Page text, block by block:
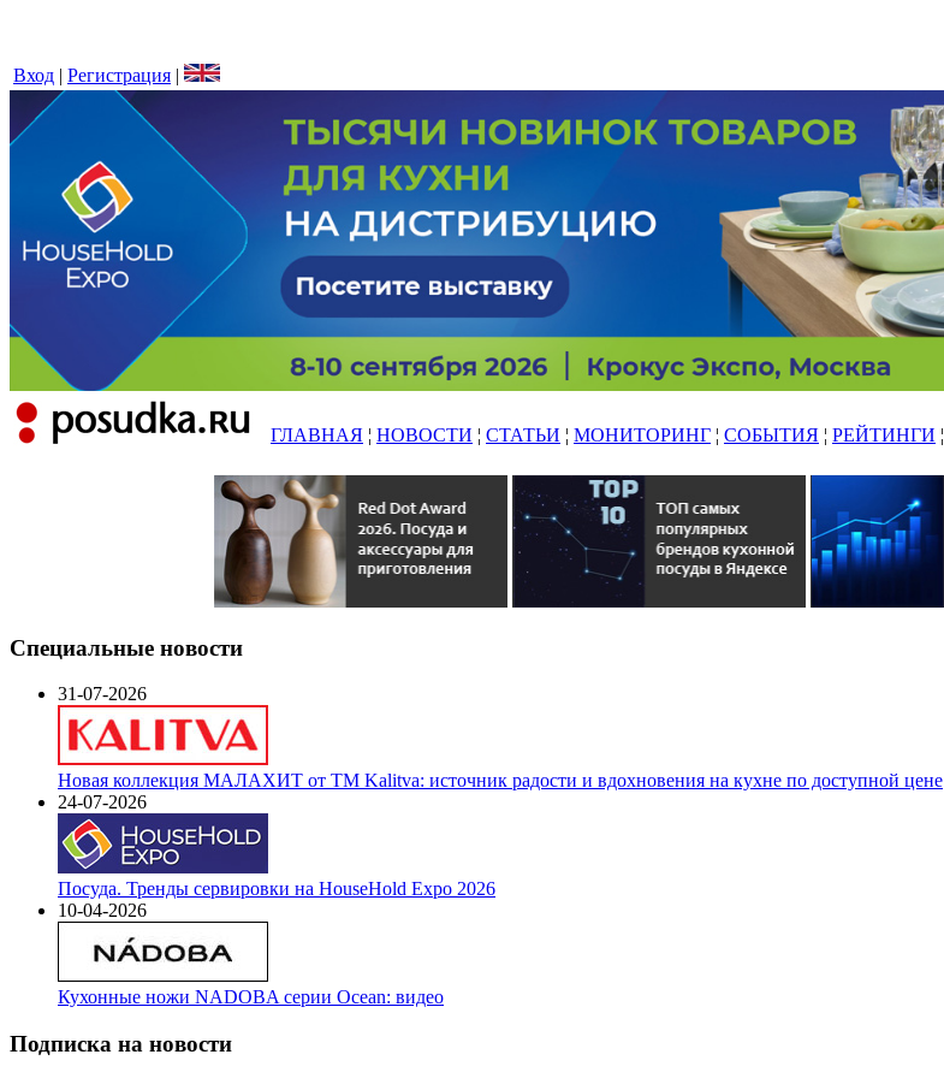
Вход | Регистрация |
ГЛАВНАЯ ¦ НОВОСТИ ¦ СТАТЬИ ¦ МОНИТОРИНГ ¦ СОБЫТИЯ ¦ РЕЙТИНГИ ¦
Специальные новости
31-07-2026
Новая коллекция МАЛАХИТ от ТМ Kalitva: источник радости и вдохновения на кухне по доступной цене
24-07-2026
Посуда. Тренды сервировки на HouseHold Expo 2026
10-04-2026
Кухонные ножи NADOBA серии Ocean: видео
Подписка на новости